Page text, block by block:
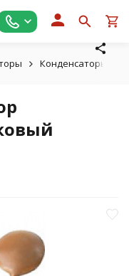
Конденсаторы